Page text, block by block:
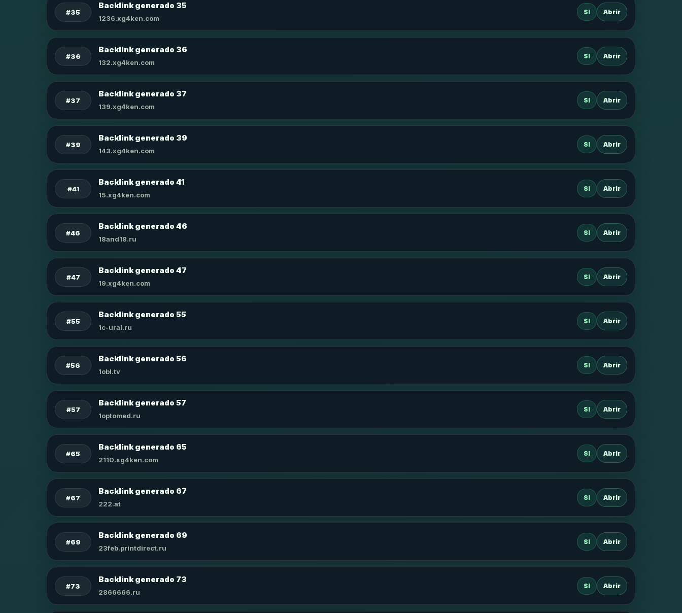
#35
Backlink generado 35
1236.xg4ken.com
SI Abrir
#36
Backlink generado 36
132.xg4ken.com
SI Abrir
#37
Backlink generado 37
139.xg4ken.com
SI Abrir
#39
Backlink generado 39
143.xg4ken.com
SI Abrir
#41
Backlink generado 41
15.xg4ken.com
SI Abrir
#46
Backlink generado 46
18and18.ru
SI Abrir
#47
Backlink generado 47
19.xg4ken.com
SI Abrir
#55
Backlink generado 55
1c-ural.ru
SI Abrir
#56
Backlink generado 56
1obl.tv
SI Abrir
#57
Backlink generado 57
1optomed.ru
SI Abrir
#65
Backlink generado 65
2110.xg4ken.com
SI Abrir
#67
Backlink generado 67
222.at
SI Abrir
#69
Backlink generado 69
23feb.printdirect.ru
SI Abrir
#73
Backlink generado 73
2866666.ru
SI Abrir